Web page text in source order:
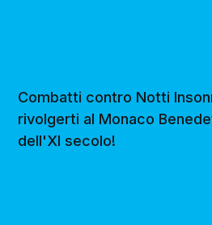
Combatti contro Notti
rivolgerti al Monaco
dell'XI secolo!